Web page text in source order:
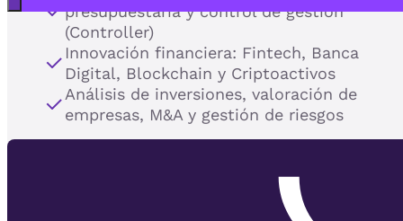
presupuestaria y control de gestión
(Controller)
Innovación financiera: Fintech, Banca
Digital, Blockchain y Criptoactivos
Análisis de inversiones, valoración de
empresas, M&A y gestión de riesgos